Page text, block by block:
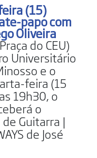
(15)
papo com
Oliveira
do CEU)
Universitário
e o
feira (15
19h30, o
o
Guitarra |
de José